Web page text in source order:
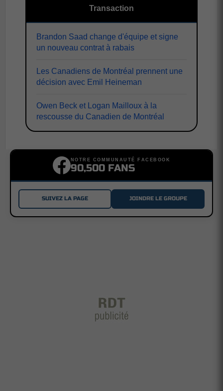
Transaction
Brandon Saad change d'équipe et signe
un nouveau contrat à rabais
Les Canadiens de Montréal prennent une
décision avec Emil Heineman
Owen Beck et Logan Mailloux à la
rescousse du Canadien de Montréal
NOTRE COMMUNAUTÉ FACEBOOK
90,500 FANS
SUIVEZ LA PAGE JOINDRE LE GROUPE